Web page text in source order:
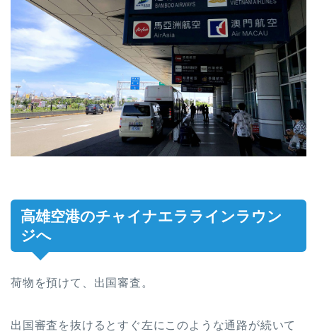
高雄空港のチャイナエララインラウン
ジへ
荷物を預けて、出国審査。
出国審査を抜けるとすぐ左にこのような通路が続いて